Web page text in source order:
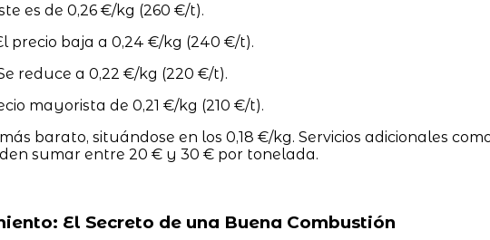
es de 0,26 €/kg (260 €/t).
precio baja a 0,24 €/kg (240 €/t).
reduce a 0,22 €/kg (220 €/t).
mayorista de 0,21 €/kg (210 €/t).
barato, situándose en los 0,18 €/kg. Servicios adicionales
sumar entre 20 € y 30 € por tonelada.
El Secreto de una Buena Combustión